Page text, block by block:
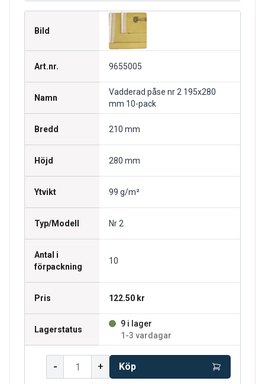
Bild
Art.nr. 9655005
Namn
Vadderad påse nr 2 195x280
mm 10-pack
Bredd 210 mm
Höjd 280 mm
Ytvikt 99 g/m²
Typ/Modell Nr 2
Antal i
förpackning
10
Pris 122.50 kr
Lagerstatus
9 i lager
1-3 vardagar
- + Köp